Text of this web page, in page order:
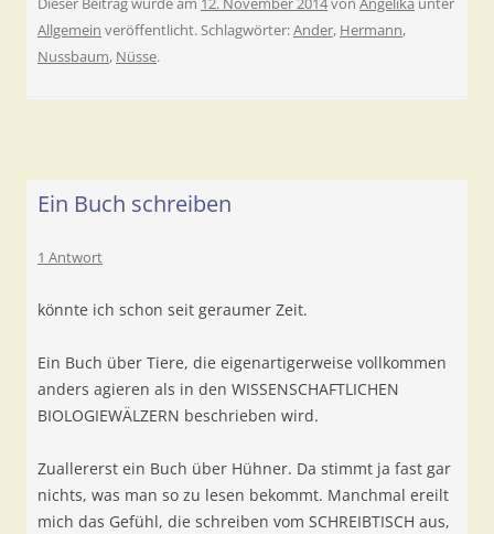
Allgemein veröffentlicht. Schlagwörter:Ander, Hermann,
Nussbaum, Nüsse.
Ein Buch schreiben
1 Antwort
könnte ich schon seit geraumer Zeit.
Ein Buch über Tiere, die eigenartigerweise vollkommen
anders agieren als in den WISSENSCHAFTLICHEN
BIOLOGIEWÄLZERN beschrieben wird.
Zuallererst ein Buch über Hühner. Da stimmt ja fast gar
nichts, was man so zu lesen bekommt. Manchmal ereilt
mich das Gefühl, die schreiben vom SCHREIBTISCH aus,